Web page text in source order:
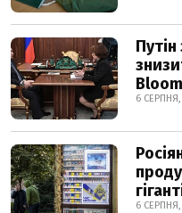
6 СЕРПНЯ,
6